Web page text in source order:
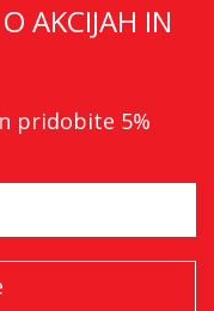
AKCIJAH IN
pridobite 5%